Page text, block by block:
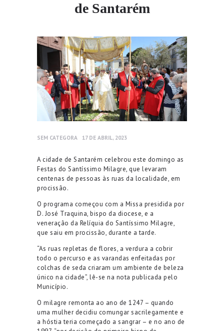
de Santarém
SEM CATEGORA 17 DE ABRIL, 2023
A cidade de Santarém celebrou este domingo as
Festas do Santíssimo Milagre, que levaram
centenas de pessoas às ruas da localidade, em
procissão.
O programa começou com a Missa presidida por
D. José Traquina, bispo da diocese, e a
veneração da Relíquia do Santíssimo Milagre,
que saiu em procissão, durante a tarde.
“As ruas repletas de flores, a verdura a cobrir
todo o percurso e as varandas enfeitadas por
colchas de seda criaram um ambiente de beleza
único na cidade”, lê-se na nota publicada pelo
Município.
O milagre remonta ao ano de 1247 – quando
uma mulher decidiu comungar sacrilegamente e
a hóstia teria começado a sangrar – e no ano de